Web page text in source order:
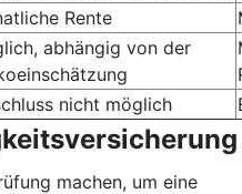
Rente
abhängig von der
nicht möglich
machen, um eine